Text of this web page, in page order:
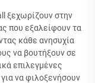
ξεχωρίζουν στην
που εξαλείφουν τα
κάθε ανησυχία
να βουτήξουν σε
επιλεγμένες
να φιλοξενήσουν